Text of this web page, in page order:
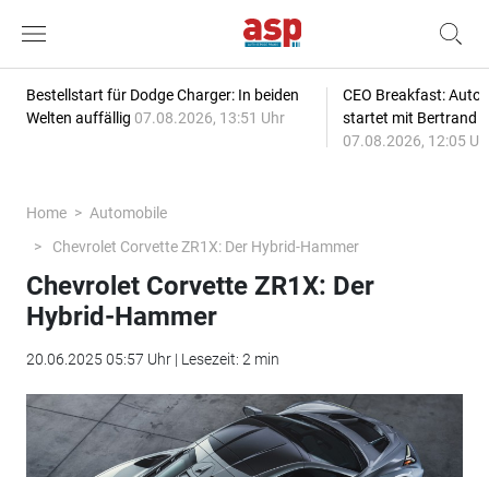
Bestellstart für Dodge Charger: In beiden
Welten auffällig 07.08.2026, 13:51 Uhr
CEO Breakfast:
startet mit Bertrand
07.08.2026, 12:05
Home
Automobile
Chevrolet Corvette ZR1X: Der Hybrid-Hammer
Chevrolet Corvette ZR1X: Der
Hybrid-Hammer
20.06.2025 05:57 Uhr | Lesezeit: 2 min